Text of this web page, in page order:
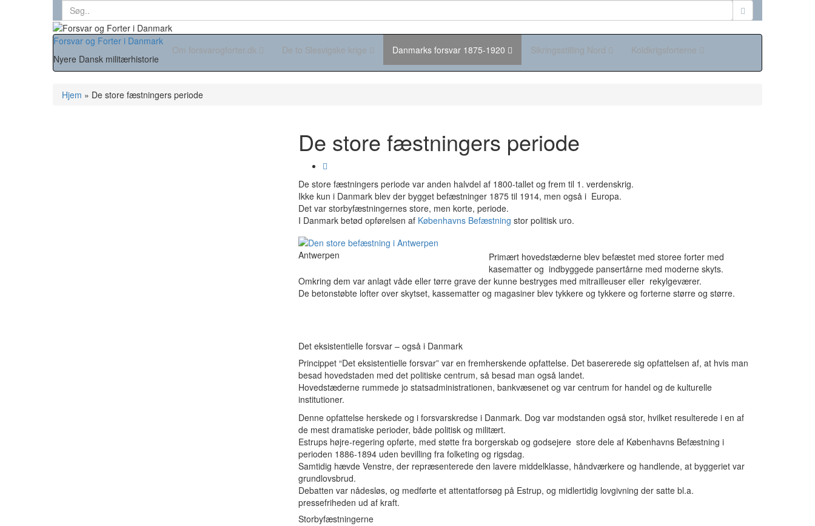
Search
for:
Forsvar og Forter i Danmark
Nyere Dansk militærhistorie
Om forsvarogforter.dk De to Slesvigske krige Danmarks forsvar 1875-1920 Sikringsstilling Nord Koldkrigsforterne
Hjem » De store fæstningers periode
De store fæstningers periode
De store fæstningers periode var anden halvdel af 1800-tallet og frem til 1. verdenskrig.
Ikke kun i Danmark blev der bygget befæstninger 1875 til 1914, men også i Europa.
Det var storbyfæstningernes store, men korte, periode.
I Danmark betød opførelsen af Københavns Befæstning stor politisk uro.
Antwerpen
Primært hovedstæderne blev befæstet med storee forter med
kasematter og indbyggede pansertårne med moderne skyts.
Omkring dem var anlagt våde eller tørre grave der kunne bestryges med mitrailleuser eller rekylgeværer.
De betonstøbte lofter over skytset, kassematter og magasiner blev tykkere og tykkere og forterne større og større.
Det eksistentielle forsvar – også i Danmark
Princippet “Det eksistentielle forsvar” var en fremherskende opfattelse. Det basererede sig opfattelsen af, at hvis man
besad hovedstaden med det politiske centrum, så besad man også landet.
Hovedstæderne rummede jo statsadministrationen, bankvæsenet og var centrum for handel og de kulturelle
institutioner.
Denne opfattelse herskede og i forsvarskredse i Danmark. Dog var modstanden også stor, hvilket resulterede i en af
de mest dramatiske perioder, både politisk og militært.
Estrups højre-regering opførte, med støtte fra borgerskab og godsejere store dele af Københavns Befæstning i
perioden 1886-1894 uden bevilling fra folketing og rigsdag.
Samtidig hævde Venstre, der repræsenterede den lavere middelklasse, håndværkere og handlende, at byggeriet var
grundlovsbrud.
Debatten var nådesløs, og medførte et attentatforsøg på Estrup, og midlertidig lovgivning der satte bl.a.
pressefriheden ud af kraft.
Storbyfæstningerne